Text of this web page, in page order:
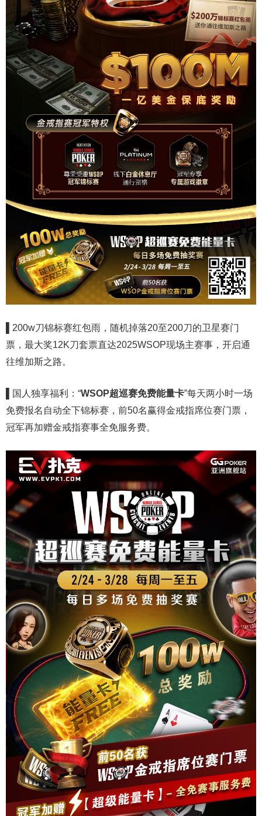
200w刀锦标赛红包雨，随机掉落20至200刀的卫星赛门
票，最大奖12K刀套票直达2025WSOP现场主赛事，开启通
往维加斯之路。
国人独享福利：“WSOP超巡赛免费能量卡”每天两小时一场
免费报名自动全下锦标赛，前50名赢得金戒指席位赛门票，
冠军再加赠金戒指赛事全免服务费。